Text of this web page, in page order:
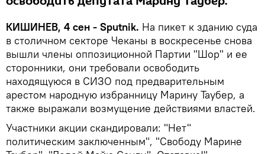
КИШИНЕВ, 4 сен - Sputnik. На пикет к зданию суда
в столичном секторе Чеканы в воскресенье снова
вышли члены оппозиционной Партии "Шор" и ее
сторонники, они требовали освободить
находящуюся в СИЗО под предварительным
арестом народную избранницу Марину Таубер, а
также выражали возмущение действиями властей.
Участники акции скандировали: "Нет"
политическим заключенным", "Свободу Марине